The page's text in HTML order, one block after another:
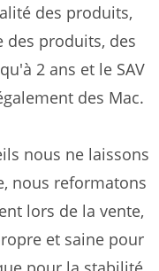
des produits,
des produits, des
2 ans et le SAV
des Mac.
nous ne laissons
nous reformatons
lors de la vente,
et saine pour